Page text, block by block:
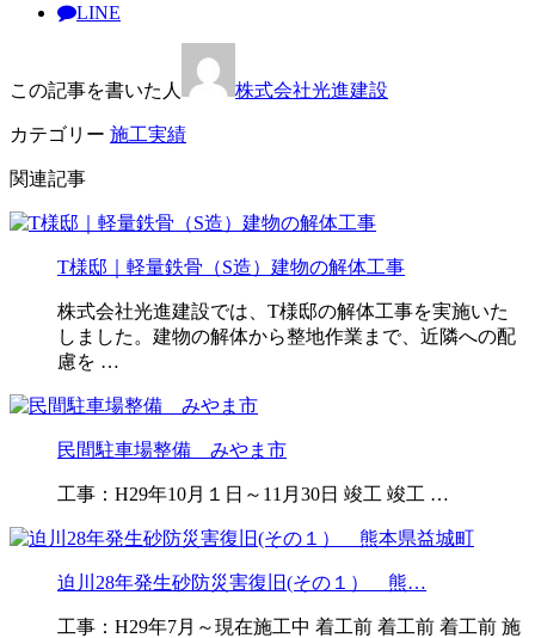
LINE
この記事を書いた人 株式会社光進建設
カテゴリー 施工実績
関連記事
T様邸｜軽量鉄骨（S造）建物の解体工事
株式会社光進建設では、T様邸の解体工事を実施いた
しました。建物の解体から整地作業まで、近隣への配
慮を …
民間駐車場整備 みやま市
工事：H29年10月１日～11月30日 竣工 竣工 …
迫川28年発生砂防災害復旧(その１） 熊…
工事：H29年7月～現在施工中 着工前 着工前 着工前 施